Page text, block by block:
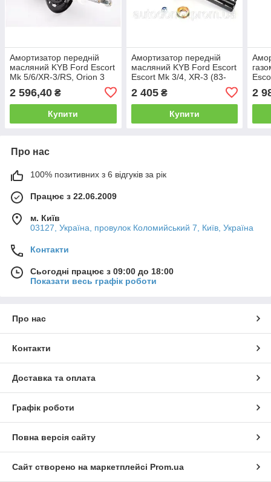
Амортизатор передній
масляний KYB Ford Escort
Mk 5/6/XR-3/RS, Orion 3
2 596,40 ₴
Купити
Амортизатор передній
масляний KYB Ford Escort
Escort Mk 3/4, XR-3 (83-
2 405₴
Купити
2
Про нас
100% позитивних з 6 відгуків за рік
Працює з 22.06.2009
м. Київ
03127, Україна, провулок Коломийський 7, Київ, Україна
Контакти
Сьогодні працює з 09:00 до 18:00
Показати весь графік роботи
Про нас
Контакти
Доставка та оплата
Графік роботи
Повна версія сайту
Сайт створено на маркетплейсі Prom.ua